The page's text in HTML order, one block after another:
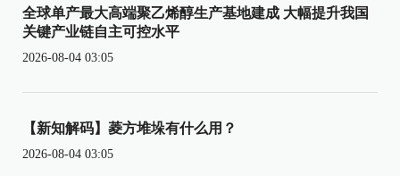
全球单产最大高端聚乙烯醇生产基地建成 大幅提升我国
关键产业链自主可控水平
2026-08-04 03:05
【新知解码】菱方堆垛有什么用？
2026-08-04 03:05